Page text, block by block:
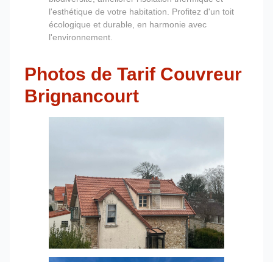
l'esthétique de votre habitation. Profitez d'un toit
écologique et durable, en harmonie avec
l'environnement.
Photos de Tarif Couvreur
Brignancourt